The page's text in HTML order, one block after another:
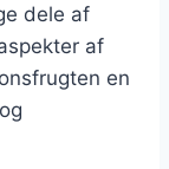
dele af
af
en